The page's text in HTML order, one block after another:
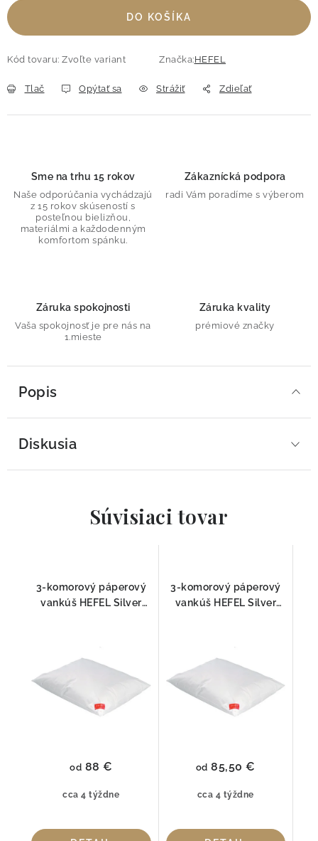
DO KOŠÍKA
Kód tovaru: Zvoľte variant Značka:HEFEL
Tlač Opýtať sa Strážiť Zdieľať
Sme na trhu 15 rokov
Naše odporúčania vychádzajú
z 15 rokov skúseností s
posteľnou bielizňou,
materiálmi a každodenným
komfortom spánku.
Zákaznícká podpora
radi Vám poradíme s výberom
Záruka spokojnosti
Vaša spokojnosť je pre nás na
1.mieste
Záruka kvality
prémiové značky
Popis
Diskusia
Súvisiaci tovar
3-komorový páperový
vankúš HEFEL Silver
cca 4 týždne
od 88 €
3-komorový páperový
vankúš HEFEL Silver
cca 4 týždne
od 85,50 €